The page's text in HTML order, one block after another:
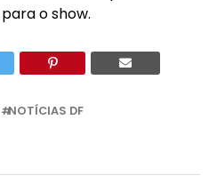
o show.
NOTÍCIAS DF